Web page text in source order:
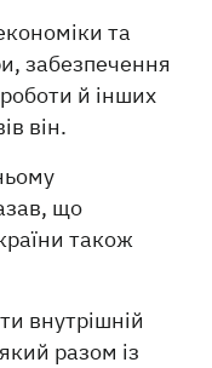
та
забезпечення
й інших
він.
що
також
внутрішній
разом із